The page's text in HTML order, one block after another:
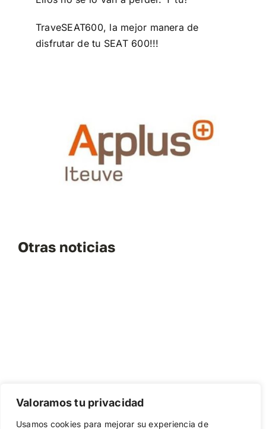
Valoramos tu privacidad
Usamos cookies para mejorar su experiencia de
TraveSEAT600, la mejor manera de
disfrutar de tu SEAT 600!!!
Otras noticias